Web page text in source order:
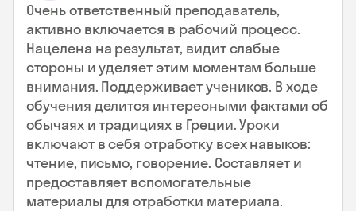
Очень ответственный преподаватель,
активно включается в рабочий процесс.
Нацелена на результат, видит слабые
стороны и уделяет этим моментам больше
внимания. Поддерживает учеников. В ходе
обучения делится интересными фактами об
обычаях и традициях в Греции. Уроки
включают в себя отработку всех навыков:
чтение, письмо, говорение. Составляет и
предоставляет вспомогательные
материалы для отработки материала.